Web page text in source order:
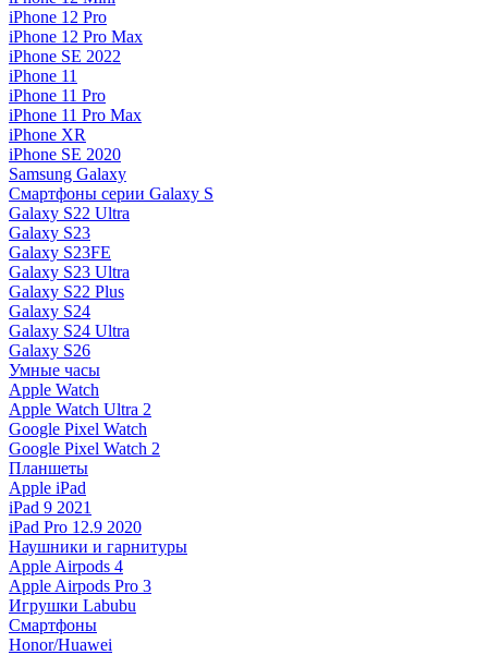
iPhone 12 Pro
iPhone 12 Pro Max
iPhone SE 2022
iPhone 11
iPhone 11 Pro
iPhone 11 Pro Max
iPhone XR
iPhone SE 2020
Samsung Galaxy
Смартфоны серии Galaxy S
Galaxy S22 Ultra
Galaxy S23
Galaxy S23FE
Galaxy S23 Ultra
Galaxy S22 Plus
Galaxy S24
Galaxy S24 Ultra
Galaxy S26
Умные часы
Apple Watch
Apple Watch Ultra 2
Google Pixel Watch
Google Pixel Watch 2
Планшеты
Apple iPad
iPad 9 2021
iPad Pro 12.9 2020
Наушники и гарнитуры
Apple Airpods 4
Apple Airpods Pro 3
Игрушки Labubu
Смартфоны
Honor/Huawei